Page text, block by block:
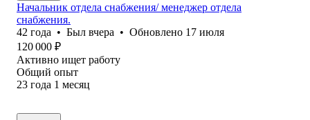
Начальник отдела снабжения/ менеджер отдела
снабжения.
42 года • Был вчера • Обновлено 17 июля
120 000 ₽
Активно ищет работу
Общий опыт
23 года 1 месяц